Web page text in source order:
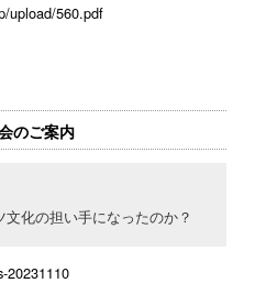
upload/560.pdf
のご案内
化の担い手になったのか？
20231110